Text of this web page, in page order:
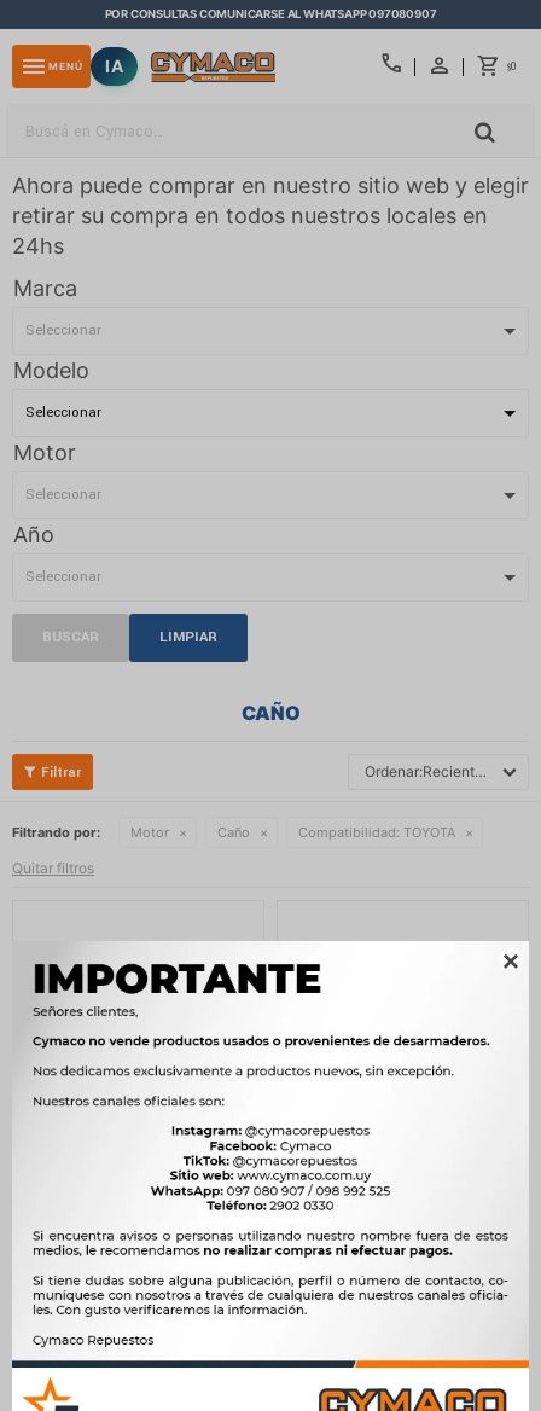

POR CONSULTAS COMUNICARSE AL WHATSAPP 097080907
call $0
menu MENÚ IA
Ahora puede comprar en nuestro sitio web y elegir
retirar su compra en todos nuestros locales en
24hs
Marca
Modelo
Motor
Año
BUSCAR LIMPIAR
CAÑO
Recientes
Filtrando por: Motor Caño Compatibilidad: TOYOTA
Quitar filtros
CAÑO TOYOTA COROLLA
2.0 D RADIADOR INFERIOR
CAUPLAS
$1.224 $ 1.254
$ 1.040
CAÑO TOYOTA HILUX 2.4 D
93 CALEFACCION
CAUPLAS
$850 $ 871
$723
close